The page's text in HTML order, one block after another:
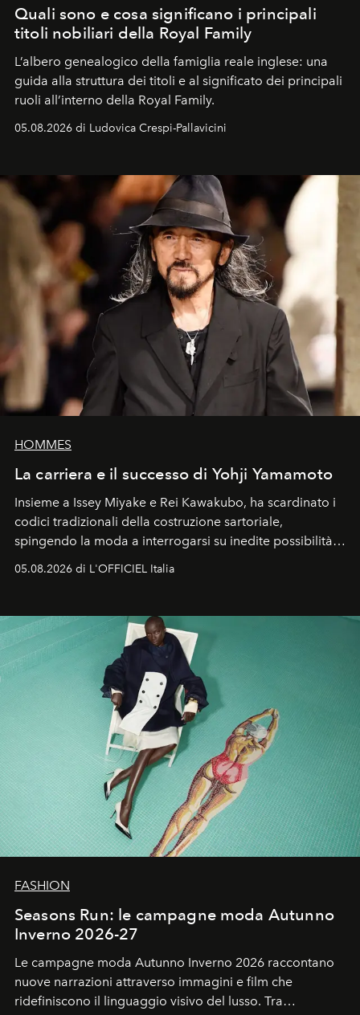
Quali sono e cosa significano i principali
titoli nobiliari della Royal Family
L’albero genealogico della famiglia reale inglese: una
guida alla struttura dei titoli e al significato dei principali
ruoli all’interno della Royal Family.
05.08.2026 di Ludovica Crespi-Pallavicini
HOMMES
La carriera e il successo di Yohji Yamamoto
Insieme a Issey Miyake e Rei Kawakubo, ha scardinato i
codici tradizionali della costruzione sartoriale,
spingendo la moda a interrogarsi su inedite possibilità
un’impronta indelebile nella storia della moda.
05.08.2026 di L'OFFICIEL Italia
FASHION
Seasons Run: le campagne moda Autunno
Inverno 2026-27
Le campagne moda Autunno Inverno 2026 raccontano
nuove narrazioni attraverso immagini e film che
ridefiniscono il linguaggio visivo del lusso. Tra